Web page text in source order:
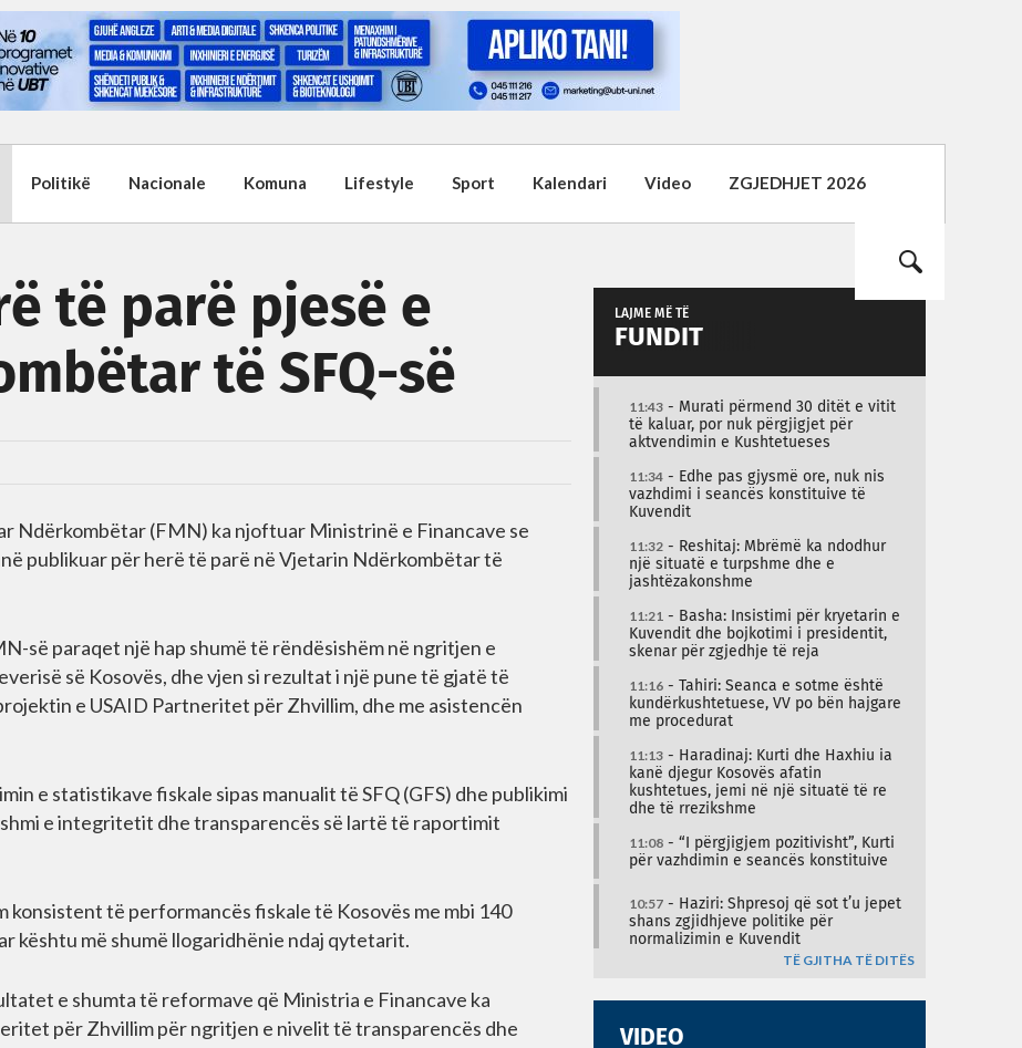
Politikë Nacionale Komuna Lifestyle Sport Kalendari Video ZGJEDHJET 2026
të parë pjesë e
të SFQ-së
Ndërkombëtar (FMN) ka njoftuar Ministrinë e Financave se
publikuar për herë të parë në Vjetarin Ndërkombëtar të
së paraqet një hap shumë të rëndësishëm në ngritjen e
së Kosovës, dhe vjen si rezultat i një pune të gjatë të
e USAID Partneritet për Zhvillim, dhe me asistencën
e statistikave fiskale sipas manualit të SFQ (GFS) dhe publikimi
e integritetit dhe transparencës së lartë të raportimit
konsistent të performancës fiskale të Kosovës me mbi 140
kështu më shumë llogaridhënie ndaj qytetarit.
e shumta të reformave që Ministria e Financave ka
për Zhvillim për ngritjen e nivelit të transparencës dhe
LAJME MË TË
FUNDIT
11:43 - Murati përmend 30 ditët e vitit
të kaluar, por nuk përgjigjet për
aktvendimin e Kushtetueses
11:34 - Edhe pas gjysmë ore, nuk nis
vazhdimi i seancës konstituive të
Kuvendit
11:32 - Reshitaj: Mbrëmë ka ndodhur
një situatë e turpshme dhe e
jashtëzakonshme
11:21 - Basha: Insistimi për kryetarin e
Kuvendit dhe bojkotimi i presidentit,
skenar për zgjedhje të reja
11:16 - Tahiri: Seanca e sotme është
kundërkushtetuese, VV po bën hajgare
me procedurat
11:13 - Haradinaj: Kurti dhe Haxhiu ia
kanë djegur Kosovës afatin
kushtetues, jemi në një situatë të re
dhe të rrezikshme
11:08 - “I përgjigjem pozitivisht”, Kurti
për vazhdimin e seancës konstituive
10:57 - Haziri: Shpresoj që sot t’u jepet
shans zgjidhjeve politike për
normalizimin e Kuvendit
TË GJITHA TË DITËS
VIDEO